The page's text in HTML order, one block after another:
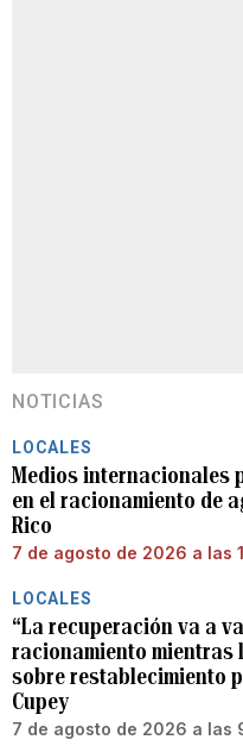
NOTICIAS
LOCALES
Medios internacionales
en el racionamiento de
Rico
7 de agosto de 2026 a las
LOCALES
“La recuperación va a
racionamiento mientras
sobre restablecimiento
Cupey
7 de agosto de 2026 a las